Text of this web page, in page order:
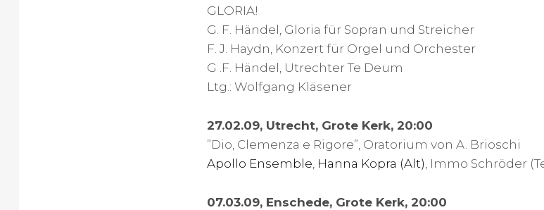
GLORIA!
G. F. Händel, Gloria für Sopran und Streicher
F. J. Haydn, Konzert für Orgel und Orchester
G .F. Händel, Utrechter Te Deum
Ltg.: Wolfgang Kläsener
27.02.09, Utrecht, Grote Kerk, 20:00
”Dio, Clemenza e Rigore”, Oratorium von A. Brioschi
Apollo Ensemble, Hanna Kopra (Alt), Immo Schröder
07.03.09, Enschede, Grote Kerk, 20:00